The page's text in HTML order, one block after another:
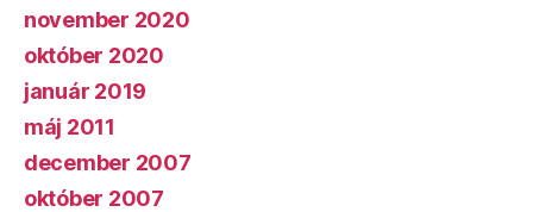
november 2020
október 2020
január 2019
máj 2011
december 2007
október 2007